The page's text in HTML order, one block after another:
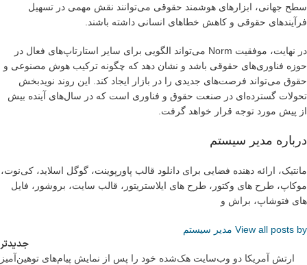
سطح جهانی، ابزارهای هوشمند حقوقی می‌توانند نقش مهمی در تسهیل
فرآیندهای حقوقی و کاهش خطاهای انسانی داشته باشند.
در نهایت، موفقیت Norm می‌تواند الگویی برای سایر استارتاپ‌های فعال در
حوزه فناوری‌های حقوقی باشد و نشان دهد که چگونه ترکیب هوش مصنوعی و
حقوق می‌تواند فرصت‌های جدیدی را در بازار ایجاد کند. این روند نویدبخش
تحولات گسترده‌ای در صنعت حقوق و فناوری است که در سال‌های آینده بیش
از پیش مورد توجه قرار خواهد گرفت.
درباره مدیر سیستم
مانتیک، ارائه دهنده فضایی برای دانلود قالب پاورپوینت، گوگل اسلاید، کی‌نوت،
موکاپ، طرح های وکتور، طرح های ایلاستریتور، قالب سایت، بروشور، فایل
های فتوشاپ، براش و
View all posts by مدیر سیستم
جدیدتر
ارتش آمریکا دو وب‌سایت هک‌شده خود را پس از نمایش پیام‌های توهین‌آمیز